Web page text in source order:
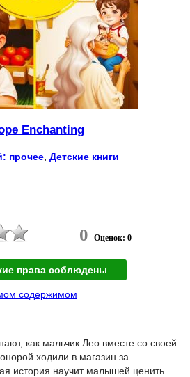
Enchanting
прочее, Детские книги
0 Оценок: 0
права соблюдены
содержимом
как мальчик Лео вместе со своей
ходили в магазин за
история научит малышей ценить